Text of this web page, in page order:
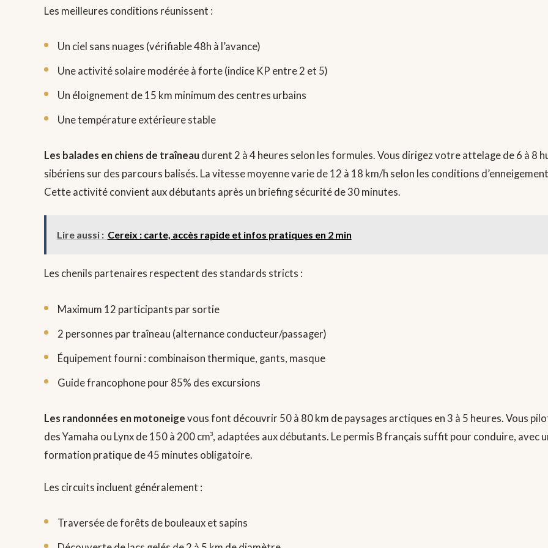
Les meilleures conditions réunissent :
Un ciel sans nuages (vérifiable 48h à l’avance)
Une activité solaire modérée à forte (indice KP entre 2 et 5)
Un éloignement de 15 km minimum des centres urbains
Une température extérieure stable
Les balades en chiens de traîneau durent 2 à 4 heures selon les formules. Vous dirigez votre attelage de 6 à 8
sibériens sur des parcours balisés. La vitesse moyenne varie de 12 à 18 km/h selon les conditions
Cette activité convient aux débutants après un briefing sécurité de 30 minutes.
Lire aussi : Cereix : carte, accès rapide et infos pratiques en 2 min
Les chenils partenaires respectent des standards stricts :
Maximum 12 participants par sortie
2 personnes par traîneau (alternance conducteur/passager)
Équipement fourni : combinaison thermique, gants, masque
Guide francophone pour 85% des excursions
Les randonnées en motoneige vous font découvrir 50 à 80 km de paysages arctiques en 3 à 5 heures. Vous
des Yamaha ou Lynx de 150 à 200 cm³, adaptées aux débutants. Le permis B français suffit pour conduire, avec
formation pratique de 45 minutes obligatoire.
Les circuits incluent généralement :
Traversée de forêts de bouleaux et sapins